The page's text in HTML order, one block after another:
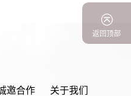
返回顶部
邀合作 关于我们